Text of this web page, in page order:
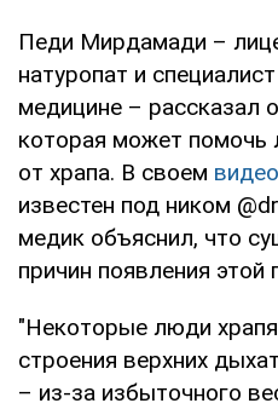
Педи Мирдамади –
натуропат и
медицине – рассказал
которая может
от храпа. В своем видео
известен под ником
медик объяснил, что
причин появления
"Некоторые люди
строения верхних
– из-за избыточного